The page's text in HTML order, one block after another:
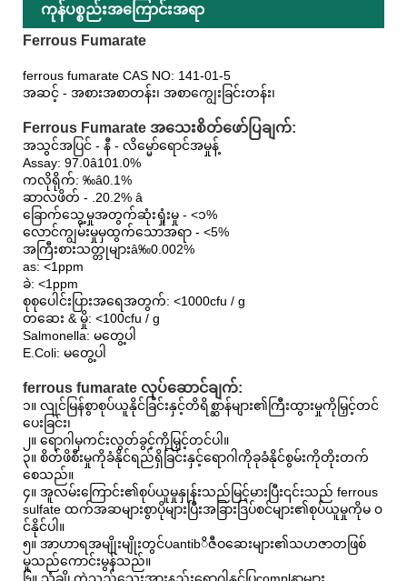
ကုန်ပစ္စည်းအကြောင်းအရာ
Ferrous Fumarate
ferrous fumarate CAS NO: 141-01-5
အဆင့် - အစားအစာတန်း၊ အစာကျွေးခြင်းတန်း၊
Ferrous Fumarate အသေးစိတ်ဖော်ပြချက်:
အသွင်အပြင် - နီ - လိမ္မော်ရောင်အမှုန့်
Assay: 97.0â101.0%
ကလိုရိုက်: ‰â0.1%
ဆာလဖိတ် - .20.2% â
ခြောက်သွေ့မှုအတွက်ဆုံးရှုံးမှု - <၁%
လောင်ကျွမ်းမှုမှထွက်သောအရာ - <5%
အကြီးစားသတ္တုများâ‰0.002%
as: <1ppm
ခဲ: <1ppm
စုစုပေါင်းပြားအရေအတွက်: <1000cfu / g
တဆေး & မှို: <100cfu / g
Salmonella: မတွေ့ပါ
E.Coli: မတွေ့ပါ
ferrous fumarate လုပ်ဆောင်ချက်:
၁။ လျင်မြန်စွာစုပ်ယူနိုင်ခြင်းနှင့်တိရိစ္ဆာန်များ၏ကြီးထွားမှုကိုမြှင့်တင်
ပေးခြင်း၊
၂။ ရောဂါမှကင်းလွတ်ခွင့်ကိုမြှင့်တင်ပါ။
၃။ စိတ်ဖိစီးမှုကိုခံနိုင်ရည်ရှိခြင်းနှင့်ရောဂါကိုခုခံနိုင်စွမ်းကိုတိုးတက်
စေသည်။
၄။ အူလမ်းကြောင်း၏စုပ်ယူမှုနှုန်းသည်မြင့်မားပြီး၎င်းသည် ferrous
sulfate ထက်အဆများစွာပိုများပြီးအခြားဒြပ်စင်များ၏စုပ်ယူမှုကိုမ ၀
င်နိုင်ပါ။
၅။ အာဟာရအမျိုးမျိုးတွင်ပantibိဇီဝဆေးများ၏သဟဇာတဖြစ်
မှုသည်ကောင်းမွန်သည်။
၆။ သံချို့တဲ့သည့်သွေးအားနည်းရောဂါနှင့်ပြcomplနာများ